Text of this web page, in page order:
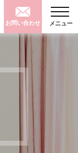
お問い合わせ メニュー